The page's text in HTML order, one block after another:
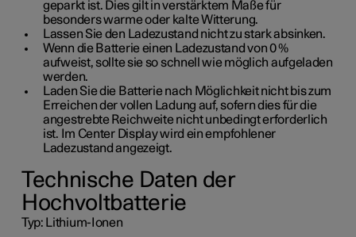
geparkt ist. Dies gilt in verstärktem Maße für
besonders warme oder kalte Witterung.
Lassen Sie den Ladezustand nicht zu stark absinken.
Wenn die Batterie einen Ladezustand von0 %
aufweist, sollte sie so schnell wie möglich aufgeladen
werden.
Laden Sie die Batterie nach Möglichkeit nicht bis zum
Erreichen der vollen Ladung auf, sofern dies für die
angestrebte Reichweite nicht unbedingt erforderlich
ist. Im Center Display wird ein empfohlener
Ladezustand angezeigt.
Technische Daten der
Hochvoltbatterie
Typ: Lithium-Ionen